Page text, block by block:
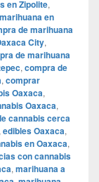
en Zipolite,
en
de marihuana
City,
de marihuana
, compra de
, comprar
Oaxaca,
Oaxaca,
cannabis cerca
edibles Oaxaca,
en Oaxaca,
con cannabis
, marihuana a